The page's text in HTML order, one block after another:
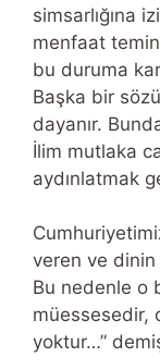
simsarlığına
menfaat
bu duruma
Başka bir
dayanır.
İlim mutlaka
aydınlatmak
veren ve dinin
Bu nedenle o
müessesedir,
yoktur…”